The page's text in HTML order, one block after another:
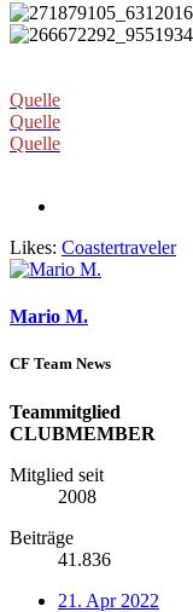
Quelle
Quelle
Quelle
Likes: Coastertraveler
Mario M.
CF Team News
Teammitglied
CLUBMEMBER
Mitglied seit
2008
Beiträge
41.836
21. Apr 2022